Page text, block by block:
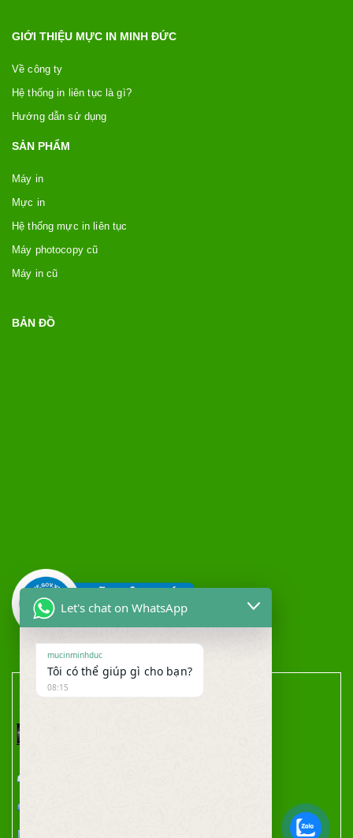
GIỚI THIỆU MỰC IN MINH ĐỨC
Về công ty
Hệ thống in liên tục là gì?
Hướng dẫn sử dụng
SẢN PHẨM
Máy in
Mực in
Hệ thống mực in liên tục
Máy photocopy cũ
Máy in cũ
BẢN ĐỒ
THỐNG KÊ TRUY CẬP
Let's chat on WhatsApp
mucinminhduc
Tôi có thể giúp gì cho bạn?
08:15